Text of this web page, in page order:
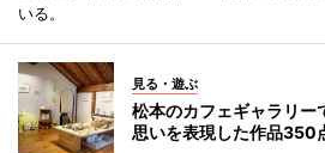
いる。
見る・遊ぶ
松本のカフェギャラリ
思いを表現した作品350